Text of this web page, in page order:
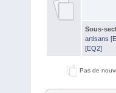
Sous-
artisans
[EQ2]
Pas de